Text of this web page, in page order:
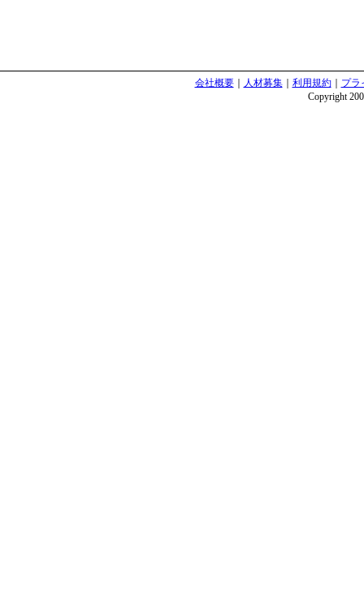
会社概要｜ 人材募集｜ 利用規約｜ プラ
Copyright